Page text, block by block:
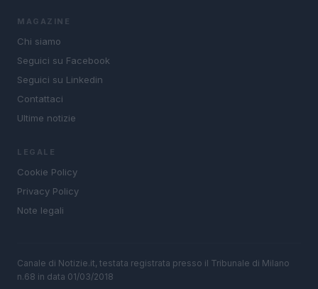
MAGAZINE
Chi siamo
Seguici su Facebook
Seguici su Linkedin
Contattaci
Ultime notizie
LEGALE
Cookie Policy
Privacy Policy
Note legali
Canale di Notizie.it, testata registrata presso il Tribunale di Milano
n.68 in data 01/03/2018